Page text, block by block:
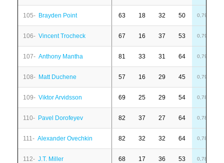
105- Brayden Point 63 18 32 50 0,79
106- Vincent Trocheck 67 16 37 53 0,79
107- Anthony Mantha 81 33 31 64 0,79
108- Matt Duchene 57 16 29 45 0,79
109- Viktor Arvidsson 69 25 29 54 0,78
110- Pavel Dorofeyev 82 37 27 64 0,78
111- Alexander Ovechkin 82 32 32 64 0,78
112- J.T. Miller 68 17 36 53 0,78